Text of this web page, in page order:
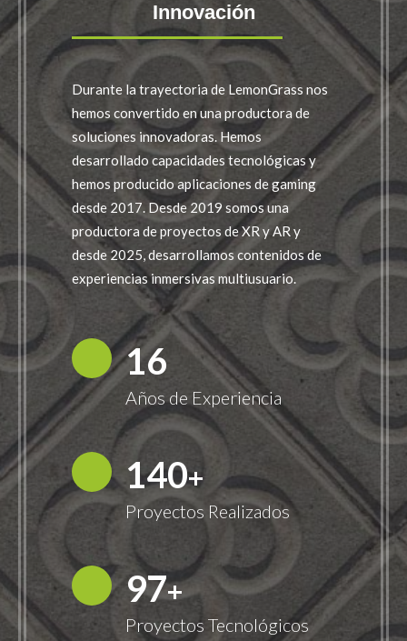
Innovación
Durante la trayectoria de LemonGrass nos
hemos convertido en una productora de
soluciones innovadoras. Hemos
desarrollado capacidades tecnológicas y
hemos producido aplicaciones de gaming
desde 2017. Desde 2019 somos una
productora de proyectos de XR y AR y
desde 2025, desarrollamos contenidos de
experiencias inmersivas multiusuario.
18
Años de Experiencia
149+
Proyectos Realizados
100+
Proyectos Tecnológicos